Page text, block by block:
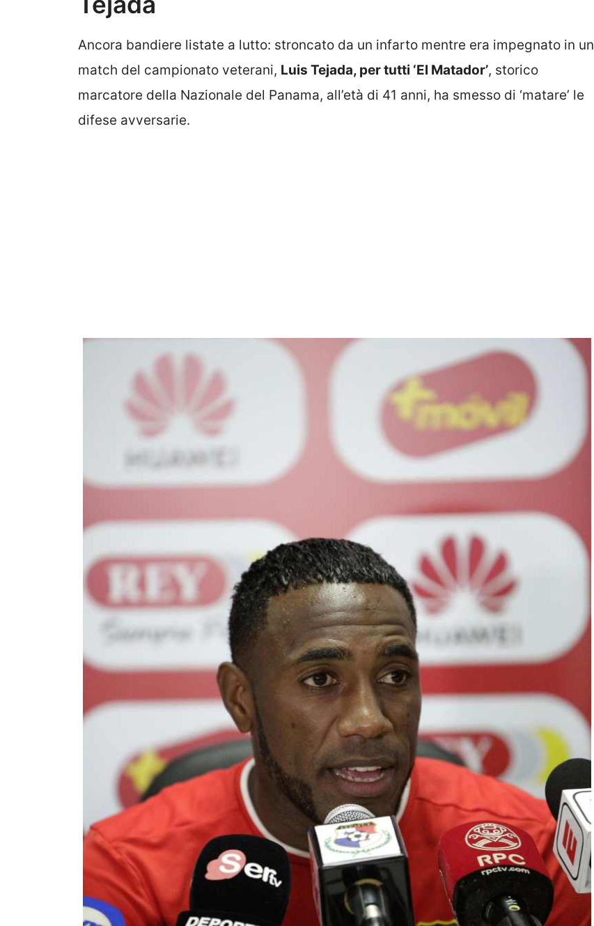
Ancora bandiere listate a lutto: stroncato da un infarto mentre era impegnato in un
match del campionato veterani, Luis Tejada, per tutti ‘El Matador’, storico
marcatore della Nazionale del Panama, all’età di 41 anni, ha smesso di ‘matare’ le
difese avversarie.